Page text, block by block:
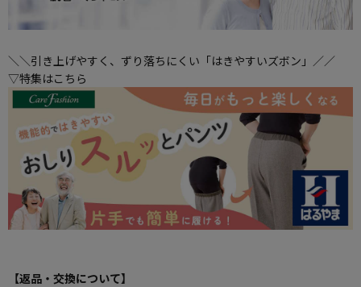
＼＼引き上げやすく、ずり落ちにくい「はきやすいズボン」／／
▽特集はこちら
【返品・交換について】